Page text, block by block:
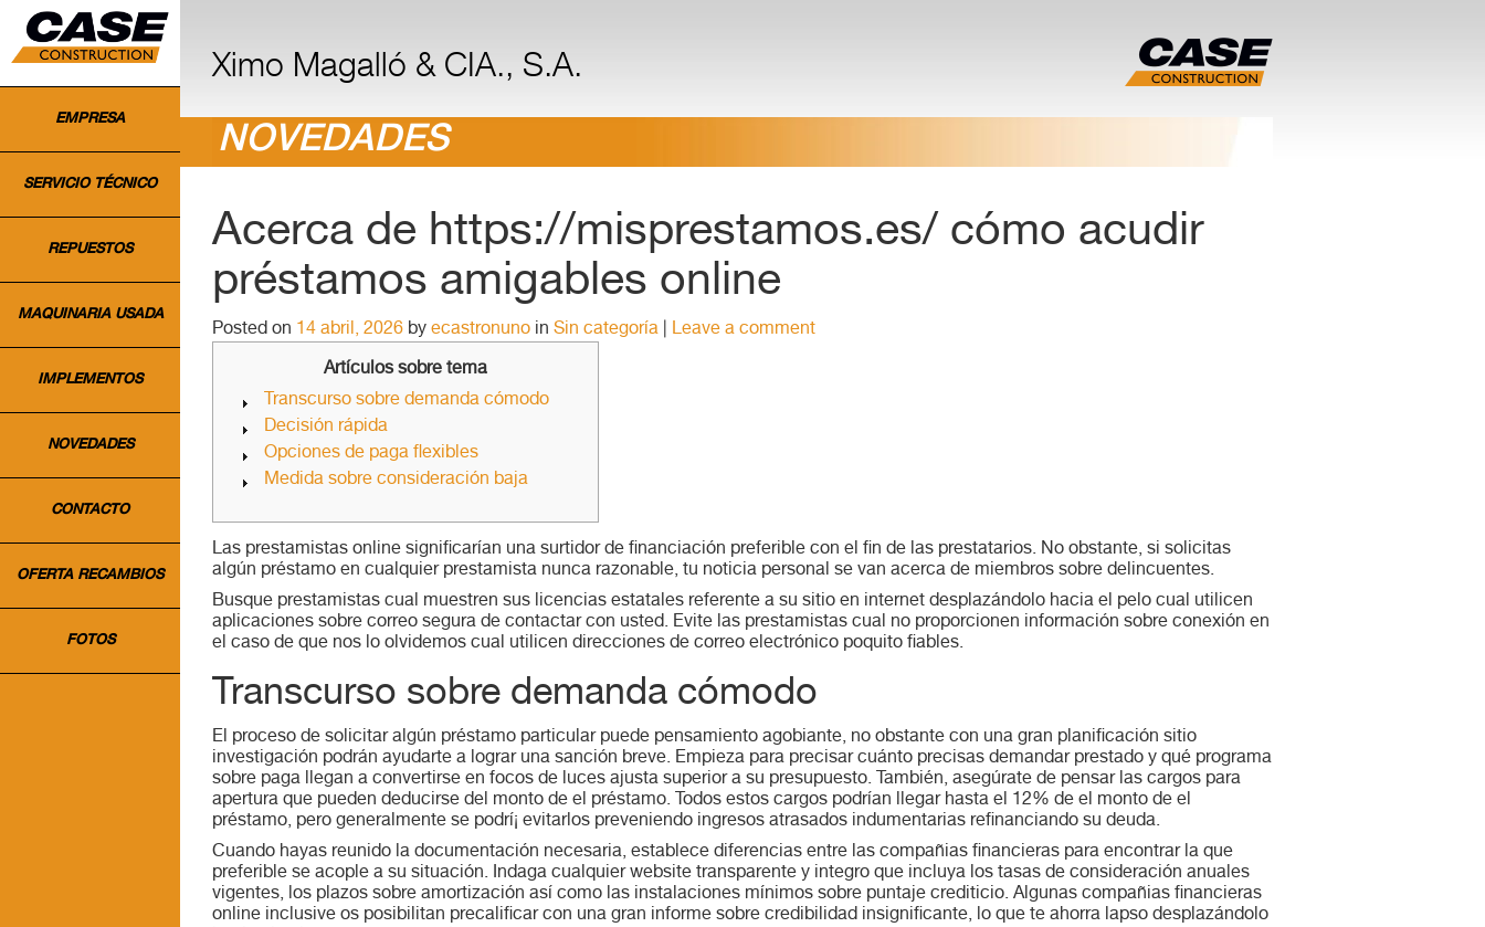
Ximo Magalló & CIA., S.A.
EMPRESA
SERVICIO TÉCNICO
REPUESTOS
MAQUINARIA USADA
IMPLEMENTOS
NOVEDADES
CONTACTO
OFERTA RECAMBIOS
FOTOS
NOVEDADES
Acerca de https://misprestamos.es/ cómo acudir
préstamos amigables online
Posted on 14 abril, 2026 by ecastronuno in Sin categoría Leave a comment
Artículos sobre tema
Transcurso sobre demanda cómodo
Decisión rápida
Opciones de paga flexibles
Medida sobre consideración baja
Las prestamistas online significarían una surtidor de financiación preferible con el fin de las prestatarios. No obstante, si solicitas
algún préstamo en cualquier prestamista nunca razonable, tu noticia personal se van acerca de miembros sobre delincuentes.
Busque prestamistas cual muestren sus licencias estatales referente a su sitio en internet desplazándolo hacia el pelo cual utilicen
aplicaciones sobre correo segura de contactar con usted. Evite las prestamistas cual no proporcionen información sobre conexión en
el caso de que nos lo olvidemos cual utilicen direcciones de correo electrónico poquito fiables.
Transcurso sobre demanda cómodo
El proceso de solicitar algún préstamo particular puede pensamiento agobiante, no obstante con una gran planificación sitio
investigación podrán ayudarte a lograr una sanción breve. Empieza para precisar cuánto precisas demandar prestado y qué programa
sobre paga llegan a convertirse en focos de luces ajusta superior a su presupuesto. También, asegúrate de pensar las cargos para
apertura que pueden deducirse del monto de el préstamo. Todos estos cargos podrían llegar hasta el 12% de el monto de el
préstamo, pero generalmente se podrí¡ evitarlos preveniendo ingresos atrasados ​​indumentarias refinanciando su deuda.
Cuando hayas reunido la documentación necesaria, establece diferencias entre las compañias financieras para encontrar la que
preferible se acople a su situación. Indaga cualquier website transparente y integro que incluya los tasas de consideración anuales
vigentes, los plazos sobre amortización así­ como las instalaciones mínimos sobre puntaje crediticio. Algunas compañias financieras
online inclusive os posibilitan precalificar con una gran informe sobre credibilidad insignificante, lo que te ahorra lapso desplazándolo